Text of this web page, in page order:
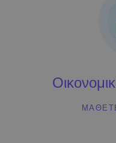
Ενημερώσεις τιμών σε
Ανάλυση